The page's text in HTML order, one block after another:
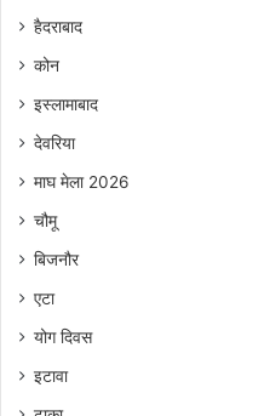
हैदराबाद
कोन
इस्लामाबाद
देवरिया
माघ मेला 2026
चौमू
बिजनौर
एटा
योग दिवस
इटावा